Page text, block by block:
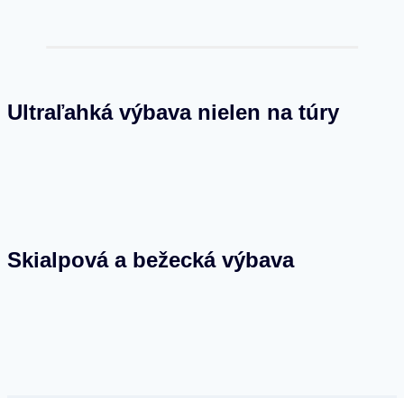
Ultraľahká výbava nielen na túry
Skialpová a bežecká výbava